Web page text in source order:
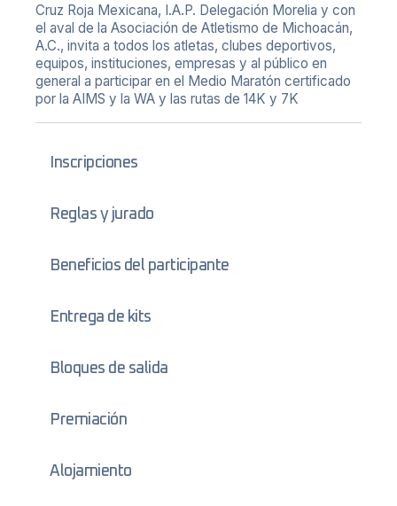
Cruz Roja Mexicana, I.A.P. Delegación Morelia y con
el aval de la Asociación de Atletismo de Michoacán,
A.C., invita a todos los atletas, clubes deportivos,
equipos, instituciones, empresas y al público en
general a participar en el Medio Maratón certificado
por la AIMS y la WA y las rutas de 14K y 7K
Inscripciones
Reglas y jurado
Beneficios del participante
Entrega de kits
Bloques de salida
Premiación
Alojamiento